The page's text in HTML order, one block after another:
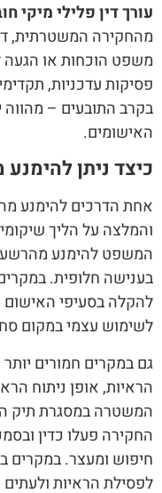
עורך דין פלילי מיקי
מהחקירה המשטרתית,
משפט הוכחות או הגעה
פסיקות עדכניות,
בקרב התובעים – מהווה
האישומים.
כיצד ניתן
אחת הדרכים להימנע
והמלצה על הליך
המשפט להימנע
בענישה חלופית.
להקלה בסעיפי
לשימוש עצמי במקום
גם במקרים חמורים
הראיות, אופן ניתוח
המשטרה במסגרת תיק
החקירה פעלו כדין
חיפוש ומעצר. במקרים
לפסילת הראיות